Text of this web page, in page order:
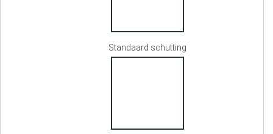
Standaard schutting